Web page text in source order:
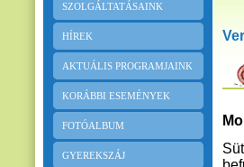
SZOLGÁLTATÁSAINK
HÍREK
AKTUÁLIS PROGRAMJAINK
KORÁBBI ESEMÉNYEK
FOTÓALBUM
GYEREKSZÁJ